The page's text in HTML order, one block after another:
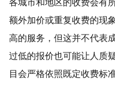
各城市和地区的收费会有
额外加价或重复收费的现
高的服务，但这并不代表
过低的报价也可能让人质
目会严格依照既定收费标